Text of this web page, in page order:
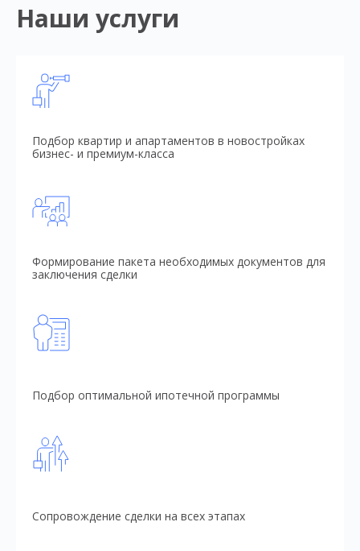
Наши услуги
Подбор квартир и апартаментов в новостройках
бизнес- и премиум-класса
Формирование пакета необходимых документов для
заключения сделки
Подбор оптимальной ипотечной программы
Сопровождение сделки на всех этапах